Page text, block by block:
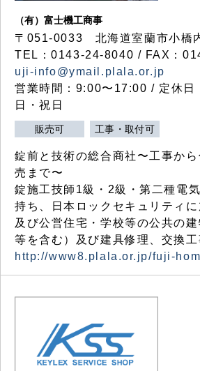
（有）富士機工商事
〒051-0033 北海道室蘭市小橋
TEL：0143-24-8040 / FAX：
uji-info@ymail.plala.or.jp
営業時間：9:00〜17:00 / 定休日
日・祝日
販売可 工事・取付可
錠前と技術の総合商社〜工事か
売まで〜
錠施工技師1級・2級・第二種電
持ち、日本ロックセキュリティ
及び公営住宅・学校等の公共の
等を含む）及び建具修理、交換工
http://www8.plala.or.jp/fuji-